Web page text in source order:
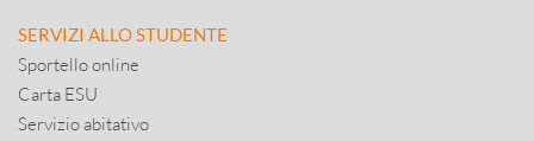
SERVIZI ALLO STUDENTE
Sportello online
Carta ESU
Servizio abitativo